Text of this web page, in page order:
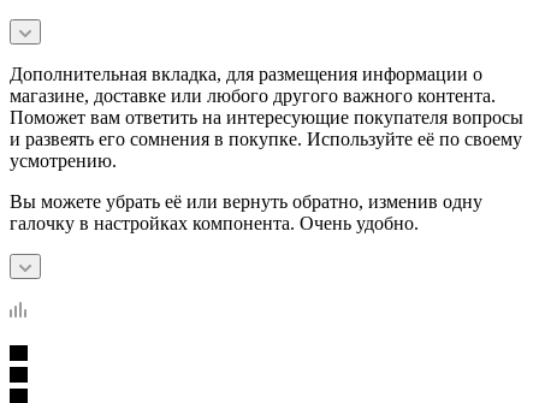
Дополнительная вкладка, для размещения информации о
магазине, доставке или любого другого важного контента.
Поможет вам ответить на интересующие покупателя вопросы
и развеять его сомнения в покупке. Используйте её по своему
усмотрению.
Вы можете убрать её или вернуть обратно, изменив одну
галочку в настройках компонента. Очень удобно.